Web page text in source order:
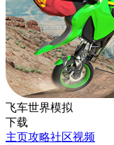
飞车世界模拟
下载
主页攻略社区视频